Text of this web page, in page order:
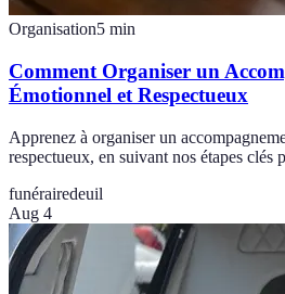
Organisation5 min
Comment Organiser un
Émotionnel et Respectueux
Apprenez à organiser un
respectueux, en suivant nos étapes clés
funérairedeuil
Aug 4